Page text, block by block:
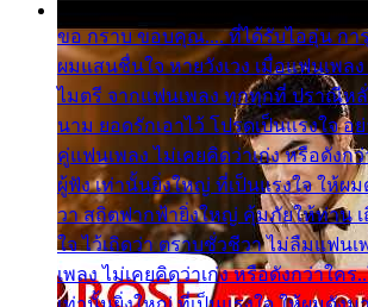
ขอ กราบ ขอบคุณ.... ที่ได้รับไออุ่น กา
ผมแสนชื่นใจ หายวังเวง เมื่อแฟนเพล
ไมตรี จากแฟนเพลง ทุกทุกที่ ปราณีห
นาม ยอดรักเอาไว้ โปรดเป็นแรงใจ อ
คู่แฟนเพลง ไม่เคยคิดว่าเก่ง หรือดังก
ผู้ฟัง เท่านั้นยิ่งใหญ่ ที่เป็นแรงใจ ให้ผ
วา สถิตฟากฟ้ายิ่งใหญ่ คุ้มภัยให้ท่าน เ
ใจ ไว้เถิดว่า ตราบชั่วชีวา ไม่ลืมแฟน
เพลง ไม่เคยคิดว่าเก่ง หรือดังกว่าใค